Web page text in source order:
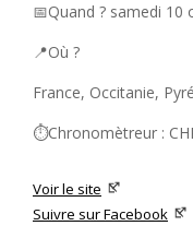
📅Quand ? samedi 10
📍Où ?
France, Occitanie,
⏱️Chronomètreur :
Voir le site
Suivre sur Facebook